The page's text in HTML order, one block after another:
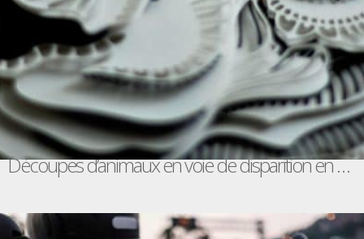
Découpes d’animaux en voie de disparition en papier / Patrick Cabral